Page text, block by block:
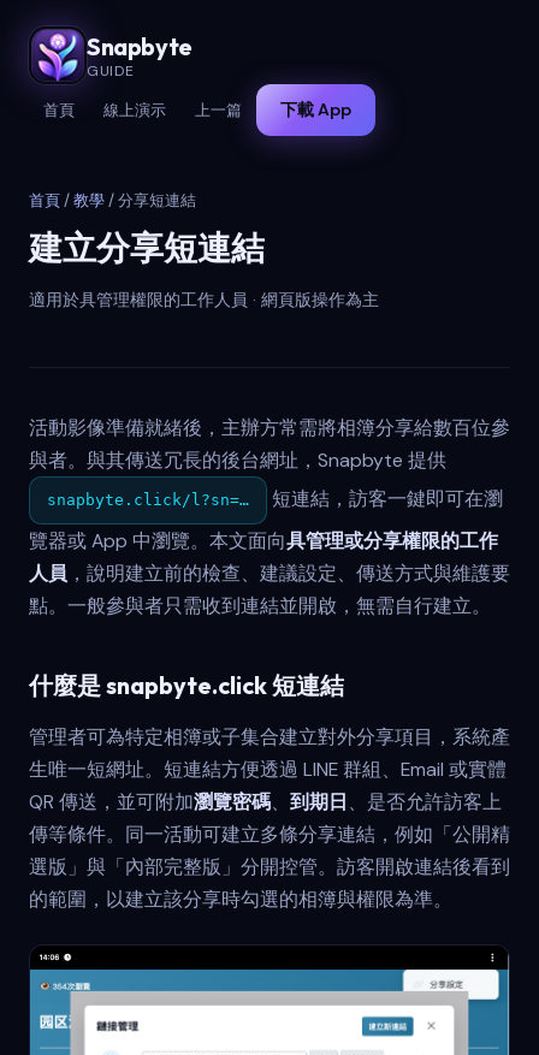
Snapbyte
GUIDE
首頁 線上演示 上一篇 下載 App
首頁/教學/ 分享短連結
建立分享短連結
適用於具管理權限的工作人員 · 網頁版操作為主
活動影像準備就緒後，主辦方常需將相簿分享給數百位參
與者。與其傳送冗長的後台網址，Snapbyte 提供
snapbyte.click/l?sn=…
短連結，訪客一鍵即可在瀏
覽器或 App 中瀏覽。本文面向具管理或分享權限的工作
人員 ，說明建立前的檢查、建議設定、傳送方式與維護要
點。一般參與者只需收到連結並開啟，無需自行建立。
什麼是 snapbyte.click 短連結
管理者可為特定相簿或子集合建立對外分享項目，系統產
生唯一短網址。短連結方便透過 LINE 群組、Email 或實體
QR 傳送，並可附加瀏覽密碼、 到期日、是否允許訪客上
傳等條件。同一活動可建立多條分享連結，例如「公開精
選版」與「內部完整版」分開控管。訪客開啟連結後看到
的範圍，以建立該分享時勾選的相簿與權限為準。